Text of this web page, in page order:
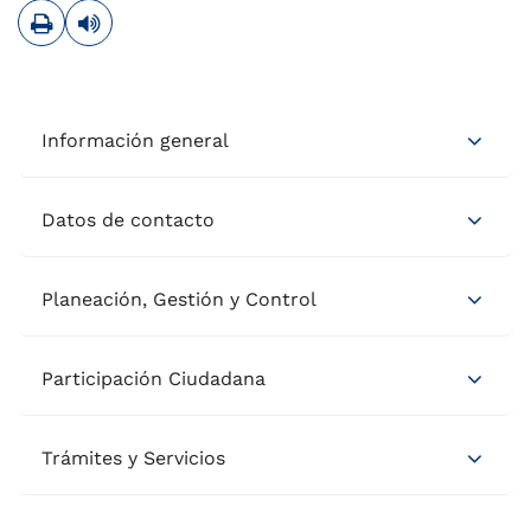
ImprimirLeer contenido
Información general
Datos de contacto
Planeación, Gestión y Control
Participación Ciudadana
Trámites y Servicios